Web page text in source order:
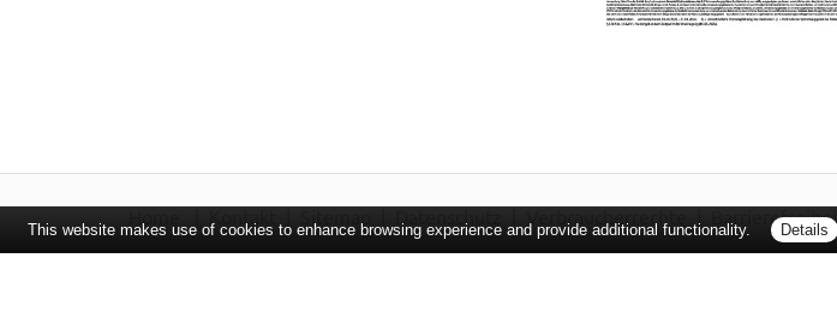
Barrierefreiheit
This website makes use of cookies to enhance browsing experience and provide additional functionality. Details